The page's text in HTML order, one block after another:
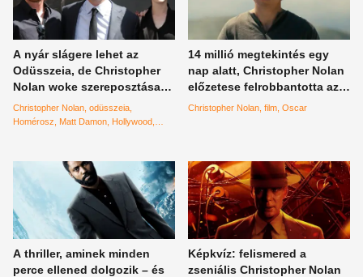
A nyár slágere lehet az
Odüsszeia, de Christopher
Nolan woke szereposztása
borzolja a kedélyeket
Christopher Nolan odüsszeia
Homérosz
Matt Damon Hollywood
14 millió megtekintés egy
nap alatt, Christopher Nolan
előzetese felrobbantotta az
internetet, ez lesz az évtized
Christopher Nolan film Oscar
A thriller, aminek minden
perce ellened dolgozik – és
Képkvíz: felismered a
zseniális Christopher Nolan